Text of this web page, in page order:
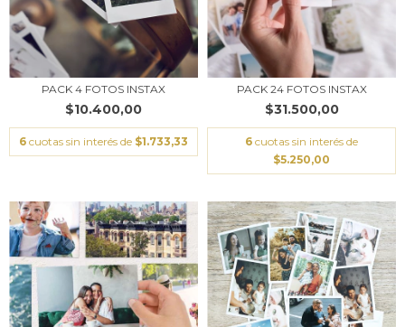
PACK 4 FOTOS INSTAX
$10.400,00
6 cuotas sin interés de $1.733,33
PACK 24 FOTOS INSTAX
$31.500,00
6 cuotas sin interés de
$5.250,00